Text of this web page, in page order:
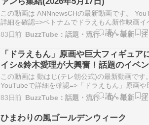
この動画は ANNnewsCHの最新動画です。
詳細を確認=>ベトナムでドラえもん新作映画イ
ファンら集結(2026年5月17日)
83日前
「ドラえもん」原画や巨大フィギュア
イシ&鈴木愛理が大興奮！話題のイベ
QuizKnock東兄弟の出すクイズに挑戦
回答&おもしろグッズGET【でしょでし
ょ‼】
この動画は 動はじ(テレ朝公式)の最新動画です
YouTubeで詳細を確認=>「ドラえもん」原画や
ィギュアにオーイシ&鈴木愛理が大興奮！話題
ントでQuizKnock東兄弟の出すクイズに挑戦！
83日前
ひまわりの風ゴールデンウィーク